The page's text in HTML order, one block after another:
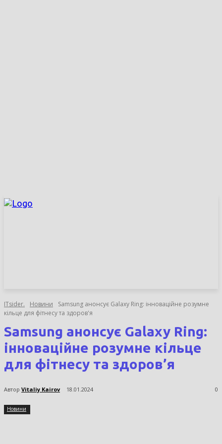
ITsider. Новини
Samsung анонсує Galaxy Ring: інноваційне розумне
кільце для фітнесу та здоров'я
Samsung анонсує Galaxy Ring:
інноваційне розумне кільце
для фітнесу та здоров’я
Автор Vitaliy Kairov 18.01.2024 0
Новини